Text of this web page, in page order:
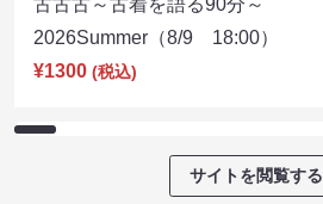
2026Summer（8/9 18:00）
¥1300 (税込)
サイトを閲覧する